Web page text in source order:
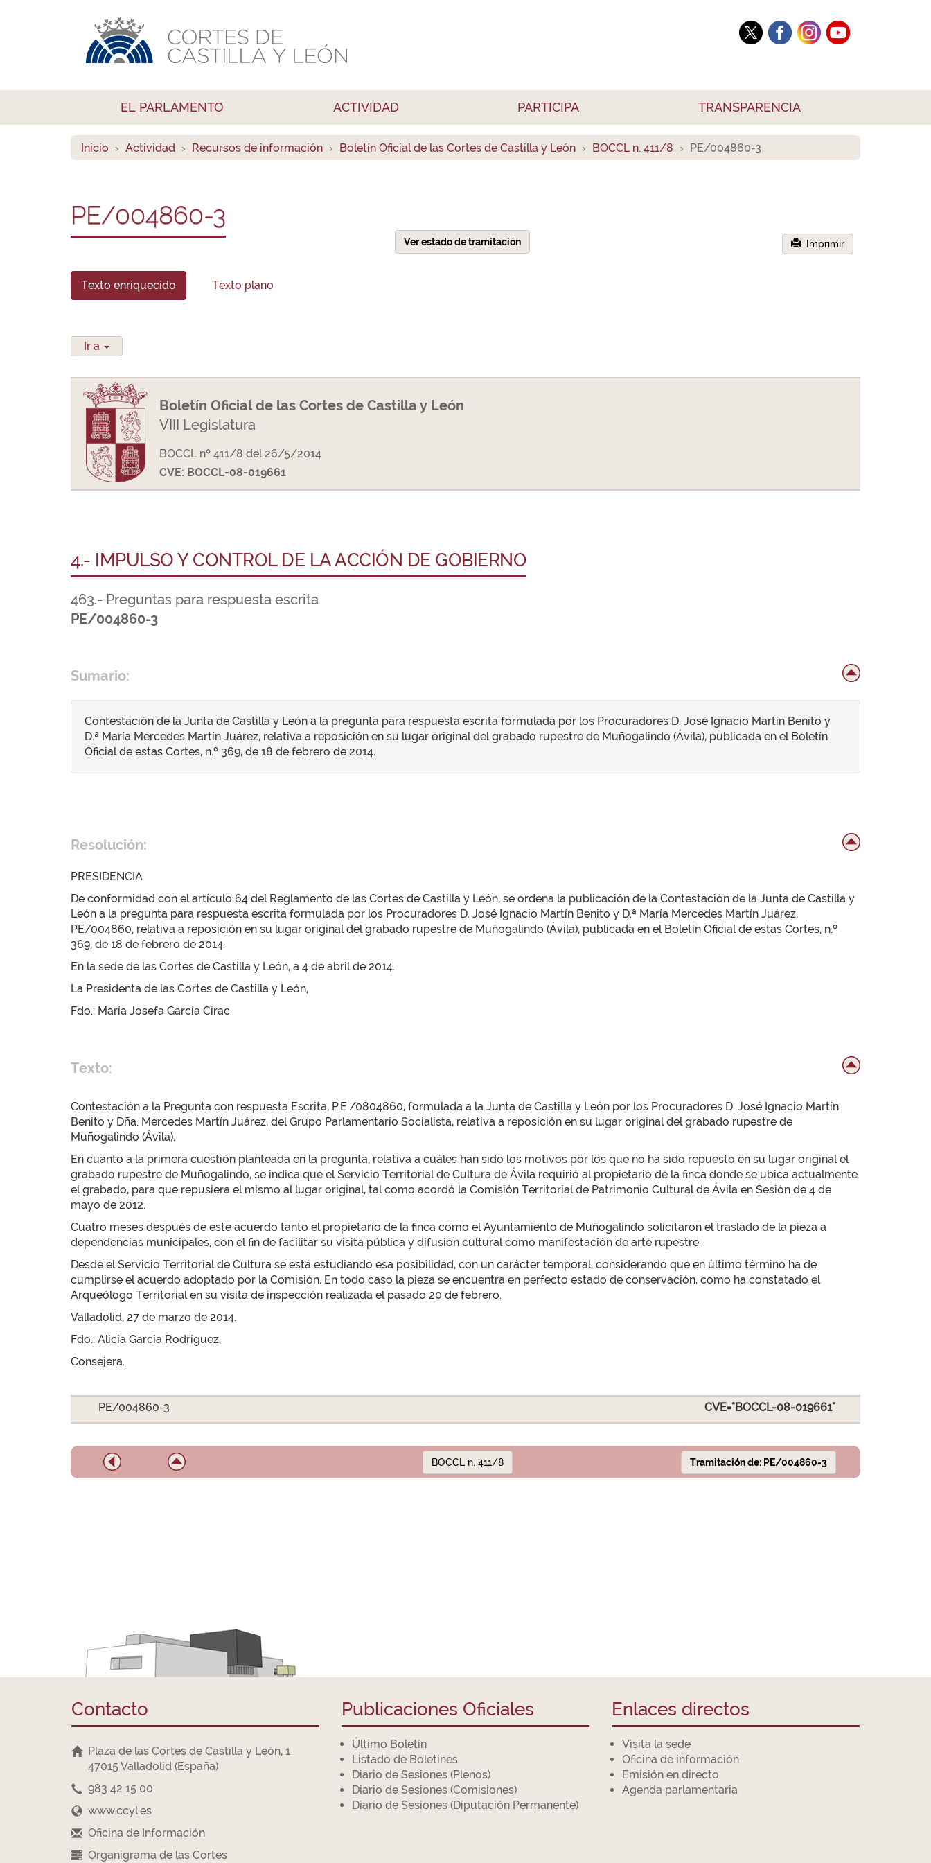
EL PARLAMENTO ACTIVIDAD PARTICIPA TRANSPARENCIA
Inicio Actividad Recursos de información Boletín Oficial de las Cortes de Castilla y León BOCCL n. 411/8 PE/004860-3
PE/004860-3
Ver estado de tramitación Imprimir
Texto enriquecido Texto plano
Ir a
Boletín Oficial de las Cortes de Castilla y León
VIII Legislatura
BOCCL nº 411/8 del 26/5/2014
CVE: BOCCL-08-019661
4.- IMPULSO Y CONTROL DE LA ACCIÓN DE GOBIERNO
463.- Preguntas para respuesta escrita
PE/004860-3
Sumario:
Contestación de la Junta de Castilla y León a la pregunta para respuesta escrita formulada por los Procuradores D. José Ignacio Martín Benito y
D.ª María Mercedes Martín Juárez, relativa a reposición en su lugar original del grabado rupestre de Muñogalindo (Ávila), publicada en el Boletín
Oficial de estas Cortes, n.º 369, de 18 de febrero de 2014.
Resolución:
PRESIDENCIA
De conformidad con el artículo 64 del Reglamento de las Cortes de Castilla y León, se ordena la publicación de la Contestación de la Junta de Castilla y
León a la pregunta para respuesta escrita formulada por los Procuradores D. José Ignacio Martín Benito y D.ª María Mercedes Martín Juárez,
PE/004860, relativa a reposición en su lugar original del grabado rupestre de Muñogalindo (Ávila), publicada en el Boletín Oficial de estas Cortes, n.º
369, de 18 de febrero de 2014.
En la sede de las Cortes de Castilla y León, a 4 de abril de 2014.
La Presidenta de las Cortes de Castilla y León,
Fdo.: María Josefa García Cirac
Texto:
Contestación a la Pregunta con respuesta Escrita, P.E./0804860, formulada a la Junta de Castilla y León por los Procuradores D. José Ignacio Martín
Benito y Dña. Mercedes Martín Juárez, del Grupo Parlamentario Socialista, relativa a reposición en su lugar original del grabado rupestre de
Muñogalindo (Ávila).
En cuanto a la primera cuestión planteada en la pregunta, relativa a cuáles han sido los motivos por los que no ha sido repuesto en su lugar original el
grabado rupestre de Muñogalindo, se indica que el Servicio Territorial de Cultura de Ávila requirió al propietario de la finca donde se ubica actualmente
el grabado, para que repusiera el mismo al lugar original, tal como acordó la Comisión Territorial de Patrimonio Cultural de Ávila en Sesión de 4 de
mayo de 2012.
Cuatro meses después de este acuerdo tanto el propietario de la finca como el Ayuntamiento de Muñogalindo solicitaron el traslado de la pieza a
dependencias municipales, con el fin de facilitar su visita pública y difusión cultural como manifestación de arte rupestre.
Desde el Servicio Territorial de Cultura se está estudiando esa posibilidad, con un carácter temporal, considerando que en último término ha de
cumplirse el acuerdo adoptado por la Comisión. En todo caso la pieza se encuentra en perfecto estado de conservación, como ha constatado el
Arqueólogo Territorial en su visita de inspección realizada el pasado 20 de febrero.
Valladolid, 27 de marzo de 2014.
Fdo.: Alicia García Rodríguez,
Consejera.
PE/004860-3 CVE="BOCCL-08-019661"
BOCCL n. 411/8 Tramitación de: PE/004860-3
Contacto
Plaza de las Cortes de Castilla y León, 1
47015 Valladolid (España)
983 42 15 00
www.ccyl.es
Oficina de Información
Organigrama de las Cortes
Publicaciones Oficiales
Último Boletín
Listado de Boletines
Diario de Sesiones (Plenos)
Diario de Sesiones (Comisiones)
Diario de Sesiones (Diputación Permanente)
Enlaces directos
Visita la sede
Oficina de información
Emisión en directo
Agenda parlamentaria